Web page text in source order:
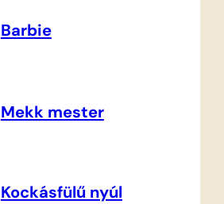
Barbie
Mekk mester
Kockásfülű nyúl